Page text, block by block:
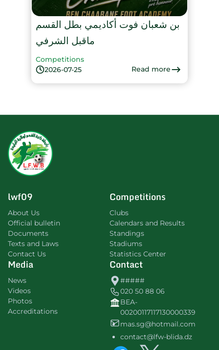
بن شعبان فوت أكاديمي بطل القسم
ماقبل الشرفي
2026-07-25
Competitions
Read more
lwf09
About Us
Official bulletin
Documents
Texts and Laws
Contact Us
Competitions
Clubs
Calendars and Results
Standings
Stadiums
Statistics Center
Media
News
Videos
Photos
Accreditations
Contact
#####
020 50 88 06
BEA-
00200117117130000339
mas.sg@hotmail.com
contact@lfw-blida.dz